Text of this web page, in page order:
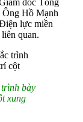
đốc Tổng
Ông Hồ Mạnh
lực miền
quan.
bày
xung